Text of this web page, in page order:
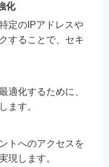
化
定のIPアドレスや
することで、セキ
適化するために、
ます。
トへのアクセスを
現します。